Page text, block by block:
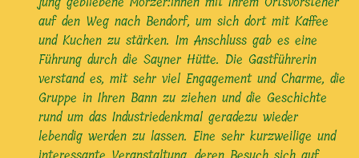
auf den Weg nach Bendorf, um sich dort mit Kaffee
und Kuchen zu stärken. Im Anschluss gab es eine
Führung durch die Sayner Hütte. Die Gastführerin
verstand es, mit sehr viel Engagement und Charme, die
Gruppe in Ihren Bann zu ziehen und die Geschichte
rund um das Industriedenkmal geradezu wieder
lebendig werden zu lassen. Eine sehr kurzweilige und